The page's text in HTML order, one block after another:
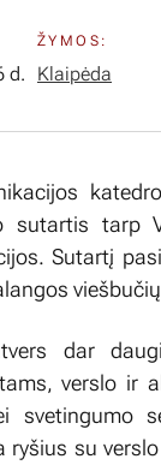
d.
ŽYMOS:
Klaipėda
sutartis tarp
Sutartį
dar
verslo ir
svetingumo
ryšius su